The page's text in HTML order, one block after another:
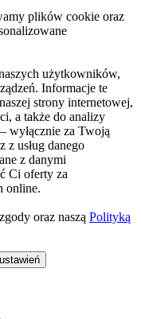
plików cookie oraz
użytkowników,
Informacje te
strony internetowej,
a także do analizy
wyłącznie za Twoją
z usług danego
z danymi
Ci oferty za
online.
oraz naszą Polityką